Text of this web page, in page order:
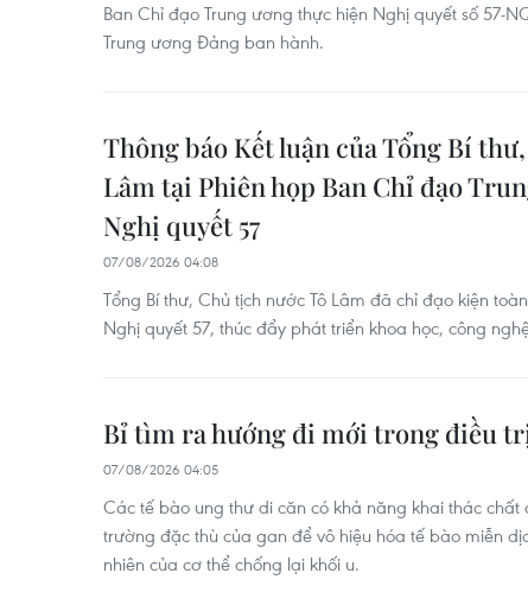
Ban Chỉ đạo Trung ương thực hiện Nghị quyết số 57-
Trung ương Đảng ban hành.
Thông báo Kết luận của Tổng Bí
Lâm tại Phiên họp Ban Chỉ đạo
Nghị quyết 57
07/08/2026 04:08
Tổng Bí thư, Chủ tịch nước Tô Lâm đã chỉ đạo kiện
Nghị quyết 57, thúc đẩy phát triển khoa học, công
Bỉ tìm ra hướng đi mới trong điều
07/08/2026 04:05
Các tế bào ung thư di căn có khả năng khai thác
trường đặc thù của gan để vô hiệu hóa tế bào miễn
nhiên của cơ thể chống lại khối u.